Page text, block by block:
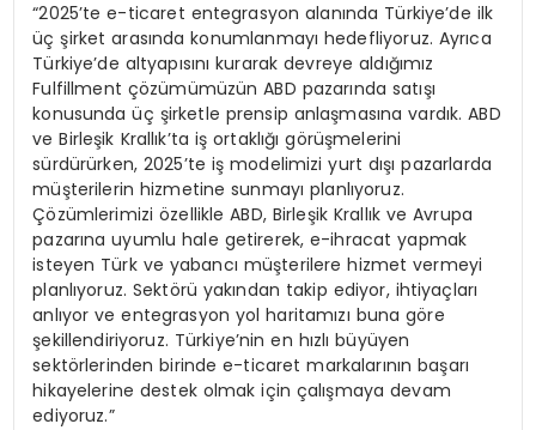
“2025’te e-ticaret entegrasyon alanında Türkiye’de ilk
üç şirket arasında konumlanmayı hedefliyoruz. Ayrıca
Türkiye’de altyapısını kurarak devreye aldığımız
Fulfillment çözümümüzün ABD pazarında satışı
konusunda üç şirketle prensip anlaşmasına vardık. ABD
ve Birleşik Krallık’ta iş ortaklığı görüşmelerini
sürdürürken, 2025’te iş modelimizi yurt dışı pazarlarda
müşterilerin hizmetine sunmayı planlıyoruz.
Çözümlerimizi özellikle ABD, Birleşik Krallık ve Avrupa
pazarına uyumlu hale getirerek, e-ihracat yapmak
isteyen Türk ve yabancı müşterilere hizmet vermeyi
planlıyoruz. Sektörü yakından takip ediyor, ihtiyaçları
anlıyor ve entegrasyon yol haritamızı buna göre
şekillendiriyoruz. Türkiye’nin en hızlı büyüyen
sektörlerinden birinde e-ticaret markalarının başarı
hikayelerine destek olmak için çalışmaya devam
ediyoruz.”